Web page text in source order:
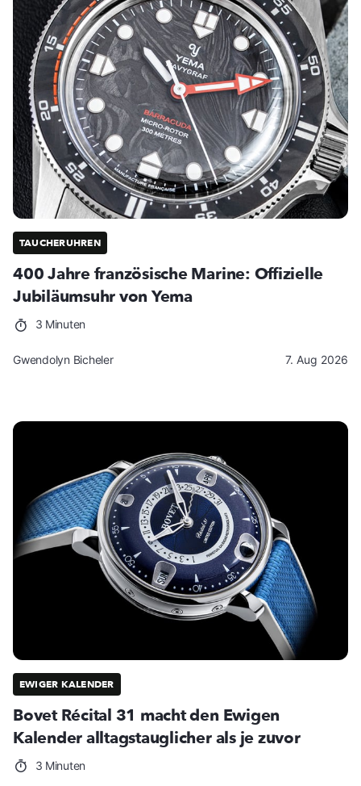
TAUCHERUHREN
400 Jahre französische Marine: Offizielle
Jubiläumsuhr von Yema
3 Minuten
Gwendolyn Bicheler 7. Aug 2026
EWIGER KALENDER
Bovet Récital 31 macht den Ewigen
Kalender alltagstauglicher als je zuvor
3 Minuten